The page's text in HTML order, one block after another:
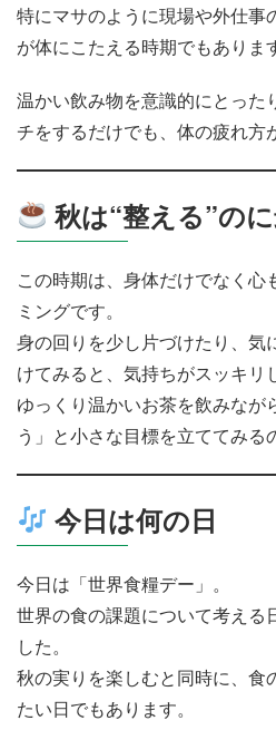
特にマサのように現場や外仕事
が体にこたえる時期でもありま
温かい飲み物を意識的にとった
チをするだけでも、体の疲れ方
秋は“整える”の
この時期は、身体だけでなく心
ミングです。
身の回りを少し片づけたり、気
けてみると、気持ちがスッキリ
ゆっくり温かいお茶を飲みなが
う」と小さな目標を立ててみる
今日は何の日
今日は「世界食糧デー」。
世界の食の課題について考える
した。
秋の実りを楽しむと同時に、食
たい日でもあります。